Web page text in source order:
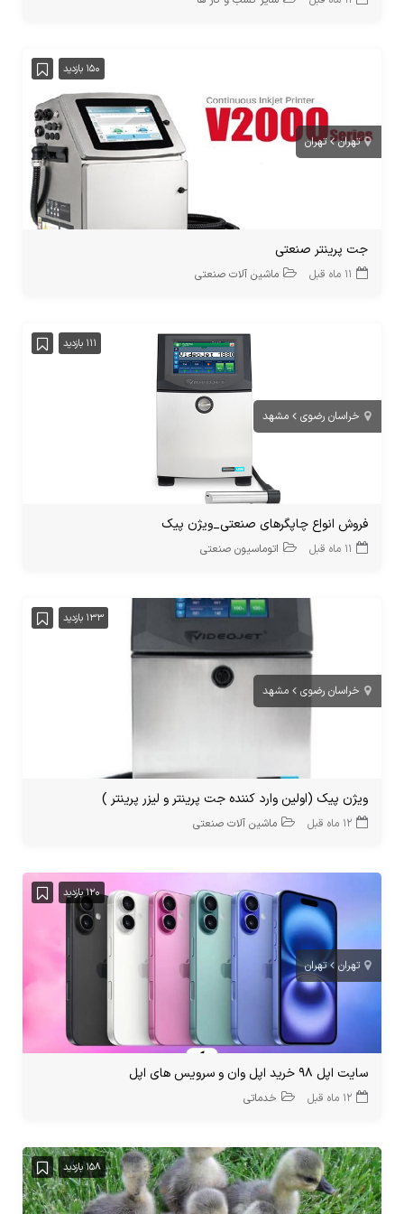
150 بازدید
تهران تهران
جت پرینتر صنعتی
11 ماه قبل ماشین آلات صنعتی
111 بازدید
خراسان رضوی مشهد
فروش انواع چاپگرهای صنعتی_ویژن پیک
11 ماه قبل اتوماسیون صنعتی
133 بازدید
خراسان رضوی مشهد
ویژن پیک (اولین وارد کننده جت پرینتر و لیزر پرینتر )
12 ماه قبل ماشین آلات صنعتی
120 بازدید
تهران تهران
سایت اپل 98 خرید اپل وان و سرویس های اپل
12 ماه قبل خدماتی
158 بازدید